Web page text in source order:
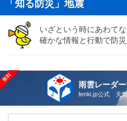
「知る防災」地震
いざという時にあわて
確かな情報と行動で防
雨雲レーダー
tenki.jp公式 天気